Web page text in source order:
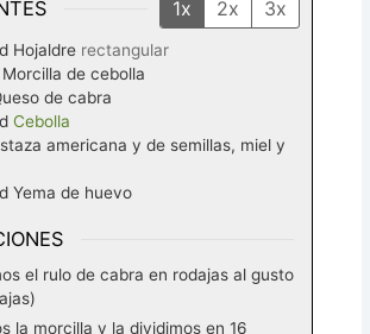
1x 2x 3x
Hojaldre rectangular
Morcilla de cebolla
de cabra
Cebolla
americana y de semillas, miel y
Yema de huevo
el rulo de cabra en rodajas al gusto
la morcilla y la dividimos en 16